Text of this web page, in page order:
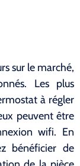
sur le marché,
Les plus
à régler
peuvent être
wifi. En
bénéficier de